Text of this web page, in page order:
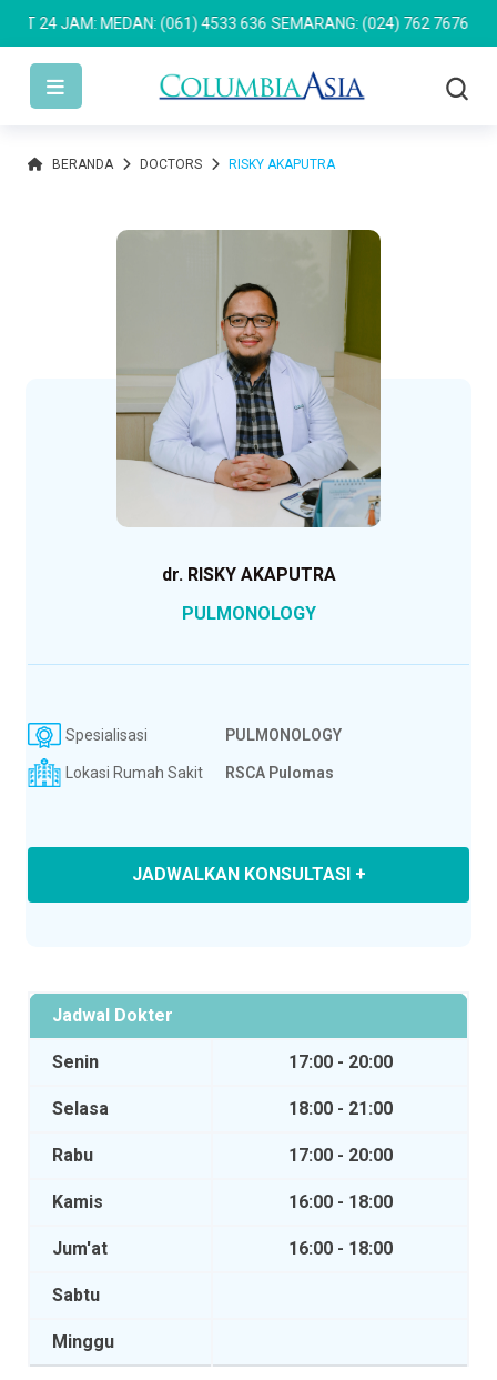
24 JAM: MEDAN: (061) 4533 636 SEMARANG: (024) 762 7676
BERANDA DOCTORS RISKY AKAPUTRA
dr. RISKY AKAPUTRA
PULMONOLOGY
Spesialisasi PULMONOLOGY
Lokasi Rumah Sakit RSCA Pulomas
JADWALKAN KONSULTASI +
Jadwal Dokter
Senin 17:00 - 20:00
Selasa 18:00 - 21:00
Rabu 17:00 - 20:00
Kamis 16:00 - 18:00
Jum'at 16:00 - 18:00
Sabtu
Minggu